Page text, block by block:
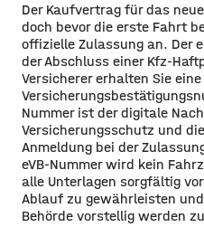
Der Kaufvertrag für das
doch bevor die erste Fahrt
offizielle Zulassung an. Der
der Abschluss einer Kfz-
Versicherer erhalten Sie
Nummer ist der digitale
Versicherungsschutz und
Anmeldung bei der
eVB-Nummer wird kein
alle Unterlagen sorgfältig
Ablauf zu gewährleisten
Behörde vorstellig werden